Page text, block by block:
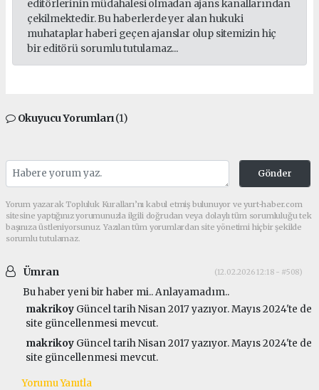
editörlerinin müdahalesi olmadan ajans kanallarından
çekilmektedir. Bu haberlerde yer alan hukuki
muhataplar haberi geçen ajanslar olup sitemizin hiç
bir editörü sorumlu tutulamaz...
Okuyucu Yorumları(1)
Gönder
Yorum yazarak Topluluk Kuralları’nı kabul etmiş bulunuyor ve yurt-haber.com
sitesine yaptığınız yorumunuzla ilgili doğrudan veya dolaylı tüm sorumluluğu tek
başınıza üstleniyorsunuz. Yazılan tüm yorumlardan site yönetimi hiçbir şekilde
sorumlu tutulamaz.
Ümran (12.02.2026 12:18 - #508)
Bu haber yeni bir haber mi.. Anlayamadım..
makrikoy Güncel tarih Nisan 2017 yazıyor. Mayıs 2024'te de
site güncellenmesi mevcut.
makrikoy Güncel tarih Nisan 2017 yazıyor. Mayıs 2024'te de
site güncellenmesi mevcut.
Yorumu Yanıtla